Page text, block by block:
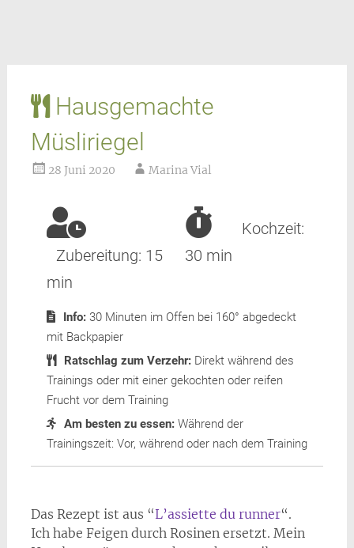
Hausgemachte
Müsliriegel
28 Juni 2020 Marina Vial
Zubereitung: 15
min
Kochzeit:
30 min
Info:30 Minuten im Offen bei 160° abgedeckt
mit Backpapier
Ratschlag zum Verzehr:Direkt während des
Trainings oder mit einer gekochten oder reifen
Frucht vor dem Training
Am besten zu essen:Während der
Trainingszeit: Vor, während oder nach dem Training
Das Rezept ist aus “L’assiette du runner“.
Ich habe Feigen durch Rosinen ersetzt. Mein